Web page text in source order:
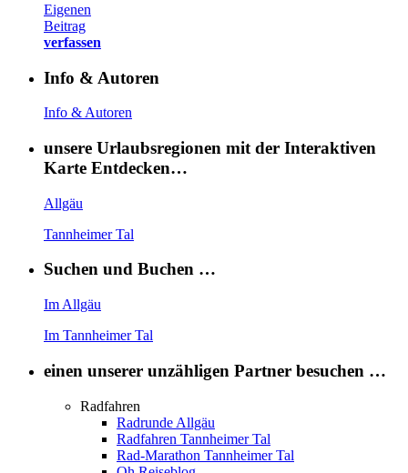
Eigenen
Beitrag
verfassen
Info & Autoren
Info & Autoren
unsere Urlaubsregionen mit der Interaktiven
Karte Entdecken…
Allgäu
Tannheimer Tal
Suchen und Buchen …
Im Allgäu
Im Tannheimer Tal
einen unserer unzähligen Partner besuchen …
Radfahren
Radrunde Allgäu
Radfahren Tannheimer Tal
Rad-Marathon Tannheimer Tal